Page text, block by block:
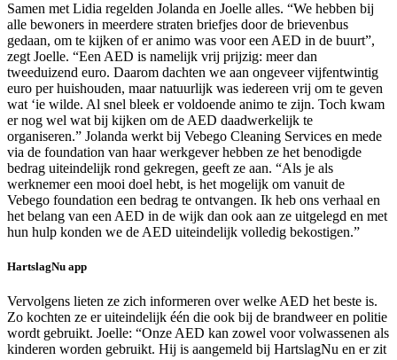
Samen met Lidia regelden Jolanda en Joelle alles. “We hebben bij
alle bewoners in meerdere straten briefjes door de brievenbus
gedaan, om te kijken of er animo was voor een AED in de buurt”,
zegt Joelle. “Een AED is namelijk vrij prijzig: meer dan
tweeduizend euro. Daarom dachten we aan ongeveer vijfentwintig
euro per huishouden, maar natuurlijk was iedereen vrij om te geven
wat ‘ie wilde. Al snel bleek er voldoende animo te zijn. Toch kwam
er nog wel wat bij kijken om de AED daadwerkelijk te
organiseren.” Jolanda werkt bij Vebego Cleaning Services en mede
via de foundation van haar werkgever hebben ze het benodigde
bedrag uiteindelijk rond gekregen, geeft ze aan. “Als je als
werknemer een mooi doel hebt, is het mogelijk om vanuit de
Vebego foundation een bedrag te ontvangen. Ik heb ons verhaal en
het belang van een AED in de wijk dan ook aan ze uitgelegd en met
hun hulp konden we de AED uiteindelijk volledig bekostigen.”
HartslagNu app
Vervolgens lieten ze zich informeren over welke AED het beste is.
Zo kochten ze er uiteindelijk één die ook bij de brandweer en politie
wordt gebruikt. Joelle: “Onze AED kan zowel voor volwassenen als
kinderen worden gebruikt. Hij is aangemeld bij HartslagNu en er zit